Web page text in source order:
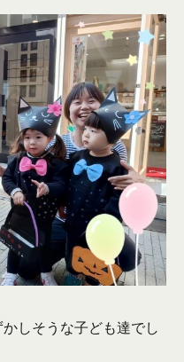
しそうな子ども達でし